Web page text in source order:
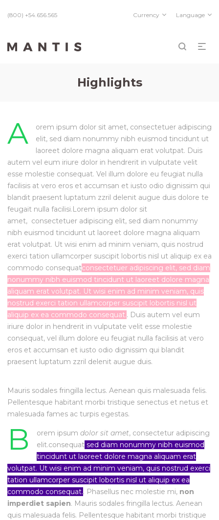
(800) +54.656.565 Language
Currency
Highlights
A
orem ipsum dolor sit amet, consectetuer adipiscing
elit, sed diam nonummy nibh euismod tincidunt ut
laoreet dolore magna aliquam erat volutpat. Duis
autem vel eum iriure dolor in hendrerit in vulputate velit
esse molestie consequat. Vel illum dolore eu feugiat nulla
facilisis at vero eros et accumsan et iusto odio dignissim qui
blandit praesent luptatum zzril delenit augue duis dolore te
feugait nulla facilisi.Lorem ipsum dolor sit
amet, consectetuer adipiscing elit, sed diam nonummy
nibh euismod tincidunt ut laoreet dolore magna aliquam
erat volutpat. Ut wisi enim ad minim veniam, quis nostrud
exerci tation ullamcorper suscipit lobortis nisl ut aliquip ex ea
commodo consequatconsectetuer adipiscing elit, sed diam
nonummy nibh euismod tincidunt ut laoreet dolore magna
aliquam erat volutpat. Ut wisi enim ad minim veniam, quis
nostrud exerci tation ullamcorper suscipit lobortis nisl ut
aliquip ex ea commodo consequat.. Duis autem vel eum
iriure dolor in hendrerit in vulputate velit esse molestie
consequat, vel illum dolore eu feugiat nulla facilisis at vero
eros et accumsan et iusto odio dignissim qui blandit
praesent luptatum zzril delenit augue duis.
Mauris sodales fringilla lectus. Aenean quis malesuada felis.
Pellentesque habitant morbi tristique senectus et netus et
malesuada fames ac turpis egestas.
B orem ipsum dolor sit amet, consectetur adipiscing
elit.consequat sed diam nonummy nibh euismod
tincidunt ut laoreet dolore magna aliquam erat
volutpat. Ut wisi enim ad minim veniam, quis nostrud exerci
tation ullamcorper suscipit lobortis nisl ut aliquip ex ea
commodo consequat.. Phasellus nec molestie mi, non
imperdiet sapien. Mauris sodales fringilla lectus. Aenean
quis malesuada felis. Pellentesque habitant morbi tristique